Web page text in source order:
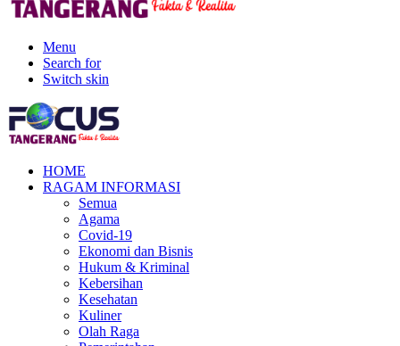
Menu
Search for
Switch skin
HOME
RAGAM INFORMASI
Semua
Agama
Covid-19
Ekonomi dan Bisnis
Hukum & Kriminal
Kebersihan
Kesehatan
Kuliner
Olah Raga